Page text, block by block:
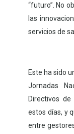
“futuro”. No
las
servicios de
Este ha sido
Jornadas
Directivos
estos días, y
entre